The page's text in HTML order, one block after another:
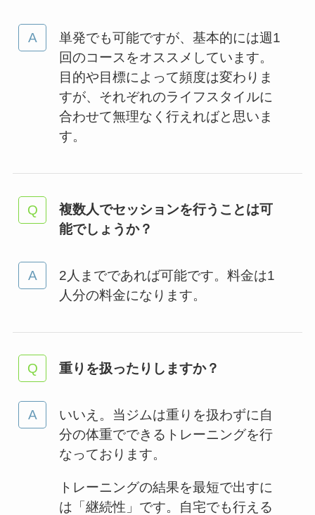
単発でも可能ですが、基本的には週1
回のコースをオススメしています。
目的や目標によって頻度は変わりま
すが、それぞれのライフスタイルに
合わせて無理なく行えればと思いま
す。
複数人でセッションを行うことは可
能でしょうか？
2人までであれば可能です。料金は1
人分の料金になります。
重りを扱ったりしますか？
いいえ。当ジムは重りを扱わずに自
分の体重でできるトレーニングを行
なっております。
トレーニングの結果を最短で出すに
は「継続性」です。自宅でも行える